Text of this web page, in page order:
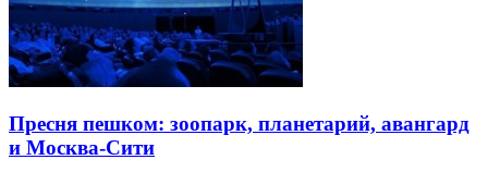
Пресня пешком: зоопарк, планетарий, авангард
и Москва-Сити